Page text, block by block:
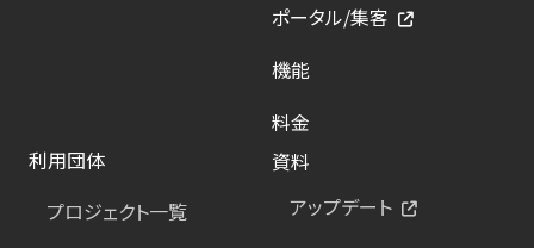
ポータル/集客
機能
料金
利用団体
プロジェクト一覧
資料
アップデート